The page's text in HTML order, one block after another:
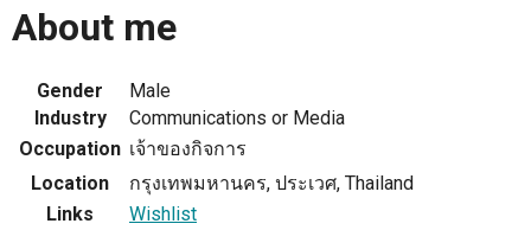
About me
Gender
Male
Industry
Communications or Media
Occupation เจ้าของกิจการ
Location
กรุงเทพมหานคร, ประเวศ, Thailand
Links
Wishlist